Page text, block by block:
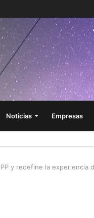
Noticias Empresas
y redefine la experiencia